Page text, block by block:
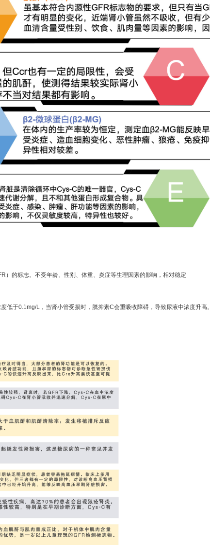
）的标志。不受年龄、性别、体重、炎症等生理因素的影响，相对稳定
于0.1mg/L，当肾小管受损时，胱抑素C会重吸收障碍，导致尿液中浓度升高。